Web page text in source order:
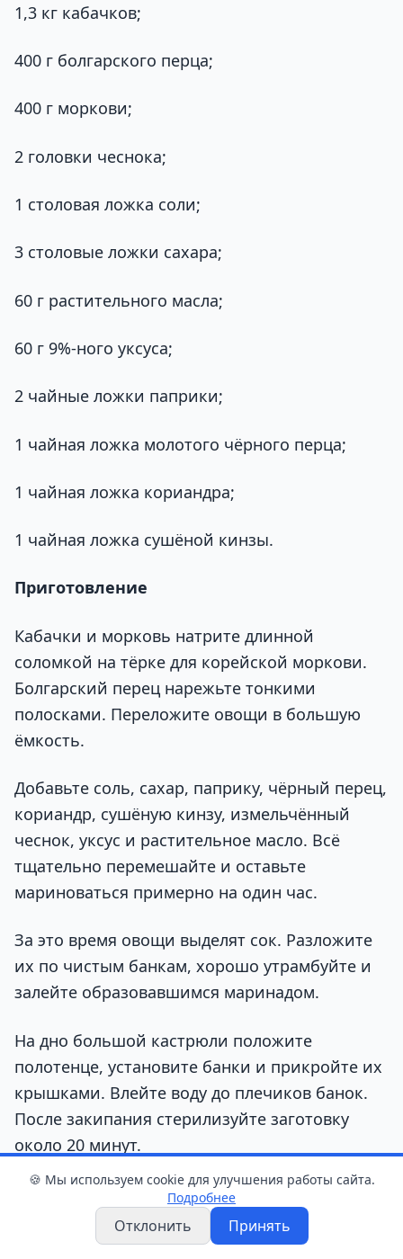
1,3 кг кабачков;
400 г болгарского перца;
400 г моркови;
2 головки чеснока;
1 столовая ложка соли;
3 столовые ложки сахара;
60 г растительного масла;
60 г 9%-ного уксуса;
2 чайные ложки паприки;
1 чайная ложка молотого чёрного перца;
1 чайная ложка кориандра;
1 чайная ложка сушёной кинзы.
Приготовление
Кабачки и морковь натрите длинной
соломкой на тёрке для корейской моркови.
Болгарский перец нарежьте тонкими
полосками. Переложите овощи в большую
ёмкость.
Добавьте соль, сахар, паприку, чёрный перец,
кориандр, сушёную кинзу, измельчённый
чеснок, уксус и растительное масло. Всё
тщательно перемешайте и оставьте
мариноваться примерно на один час.
За это время овощи выделят сок. Разложите
их по чистым банкам, хорошо утрамбуйте и
залейте образовавшимся маринадом.
На дно большой кастрюли положите
полотенце, установите банки и прикройте их
крышками. Влейте воду до плечиков банок.
После закипания стерилизуйте заготовку
около 20 минут.
Затем герметично закатайте банки,
переверните их и оставьте до полного
остывания. Из указанного количества
🍪 Мы используем cookie для улучшения работы сайта.
Подробнее
Отклонить Принять